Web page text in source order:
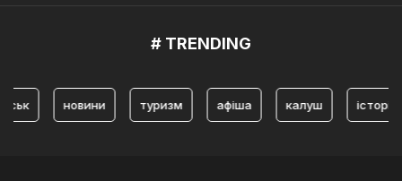
# TRENDING
новини туризм афіша калуш історія